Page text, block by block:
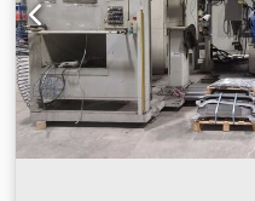
Κλάση προστασίας (IEC
κεντρικού χεριού (IEC
μηχανική του ρομπότ
Orange. Το χρώμα του
μοντέλο ρομπότ (εξαίρεση:
παρέχονται με γκρι
1CA (μήκος φορέα = 8m/